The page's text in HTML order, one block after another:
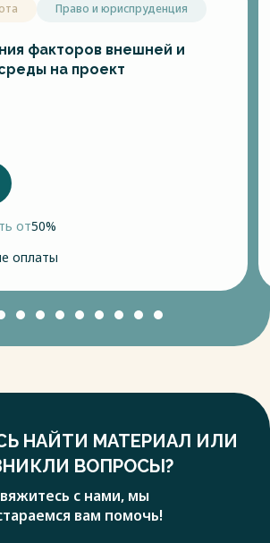
Право и юриспруденция
факторов внешней и
на проект
от50%
оплаты
НАЙТИ МАТЕРИАЛ ИЛИ
ВОПРОСЫ?
с нами, мы
вам помочь!